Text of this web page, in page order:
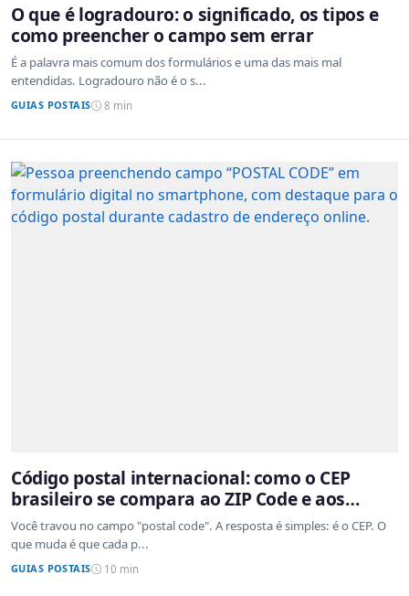
O que é logradouro: o significado, os tipos e
como preencher o campo sem errar
É a palavra mais comum dos formulários e uma das mais mal
entendidas. Logradouro não é o s...
GUIAS POSTAIS 8 min
Código postal internacional: como o CEP
brasileiro se compara ao ZIP Code e aos
sistemas de outros países
Você travou no campo "postal code". A resposta é simples: é o CEP. O
que muda é que cada p...
GUIAS POSTAIS 10 min